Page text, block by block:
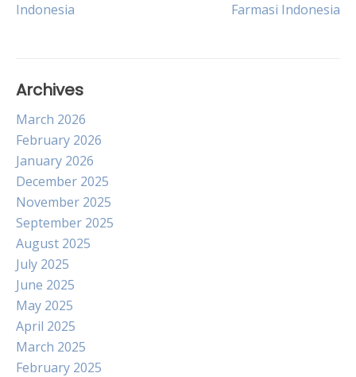
navigation
Indonesia
Farmasi Indonesia
Archives
March 2026
February 2026
January 2026
December 2025
November 2025
September 2025
August 2025
July 2025
June 2025
May 2025
April 2025
March 2025
February 2025